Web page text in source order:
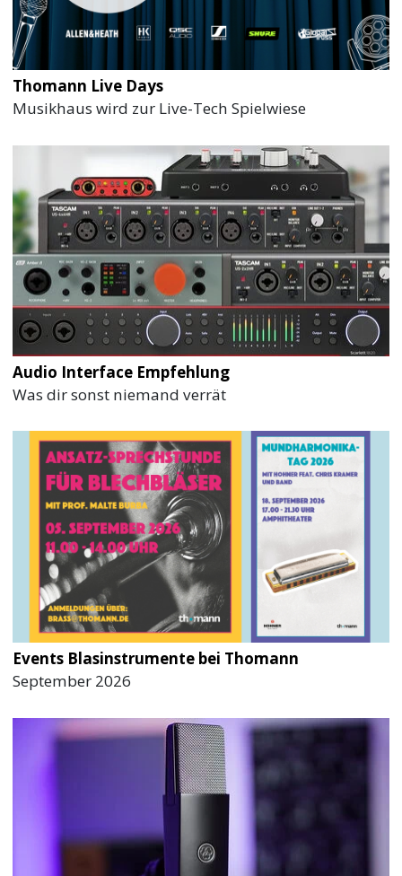
Thomann Live Days
Musikhaus wird zur Live-Tech Spielwiese
Audio Interface Empfehlung
Was dir sonst niemand verrät
Events Blasinstrumente bei Thomann
September 2026